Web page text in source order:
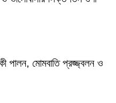
পালন, মোমবাতি প্রজ্জ্বলন ও